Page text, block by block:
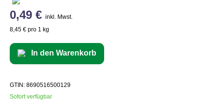
0,49 € inkl. Mwst.
8,45 € pro 1 kg
In den Warenkorb
GTIN: 8690516500129
Sofort verfügbar